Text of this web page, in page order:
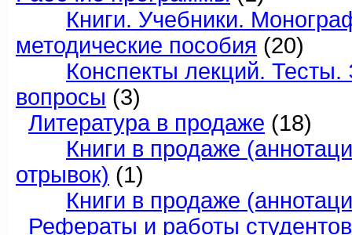
Книги. Учебники.
методические пособия (20)
Конспекты лекций.
вопросы (3)
Литература в продаже (18)
Книги в продаже
отрывок) (1)
Книги в продаже
Рефераты и работы студентов